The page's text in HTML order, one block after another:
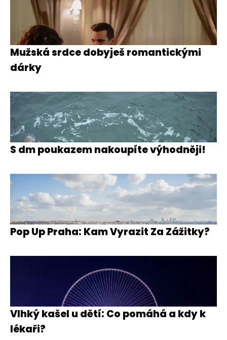
Mužská srdce dobyješ romantickými
dárky
S dm poukazem nakoupíte výhodněji!
Pop Up Praha: Kam Vyrazit Za Zážitky?
Vlhký kašel u dětí: Co pomáhá a kdy k
lékaři?